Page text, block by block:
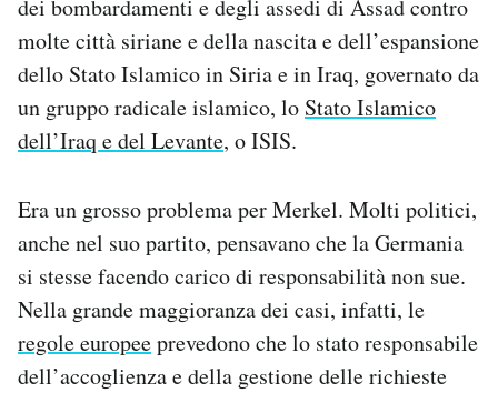
dei bombardamenti e degli assedi di Assad contro
molte città siriane e della nascita e dell’espansione
dello Stato Islamico in Siria e in Iraq, governato da
un gruppo radicale islamico, lo Stato Islamico
dell’Iraq e del Levante, o ISIS.
Era un grosso problema per Merkel. Molti politici,
anche nel suo partito, pensavano che la Germania
si stesse facendo carico di responsabilità non sue.
Nella grande maggioranza dei casi, infatti, le
regole europeeprevedono che lo stato responsabile
dell’accoglienza e della gestione delle richieste